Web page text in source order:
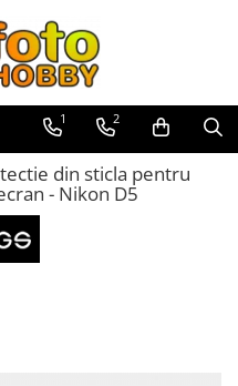
1 2
din sticla pentru
- Nikon D5